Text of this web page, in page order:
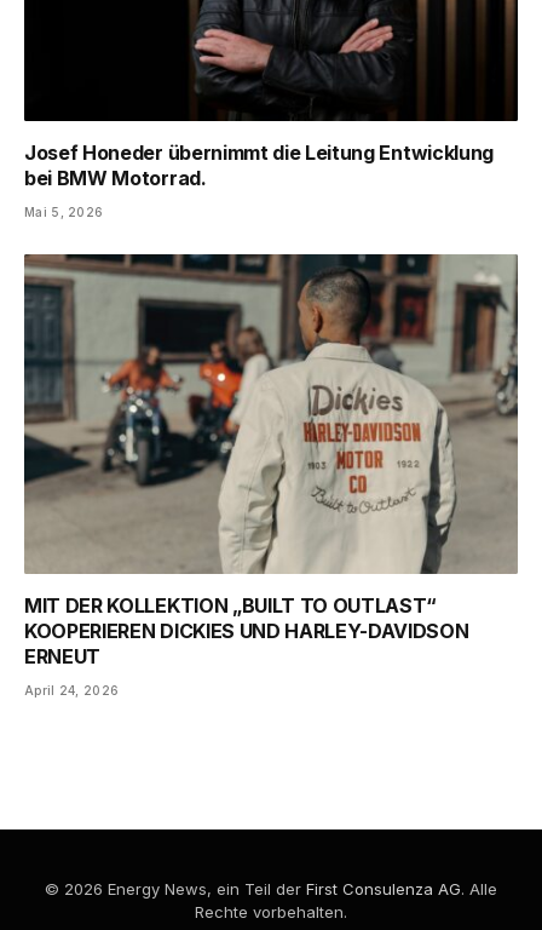
Josef Honeder übernimmt die Leitung Entwicklung
bei BMW Motorrad.
Mai 5, 2026
MIT DER KOLLEKTION „BUILT TO OUTLAST“
KOOPERIEREN DICKIES UND HARLEY-DAVIDSON
ERNEUT
April 24, 2026
© 2026 Energy News, ein Teil der First Consulenza AG. Alle
Rechte vorbehalten.